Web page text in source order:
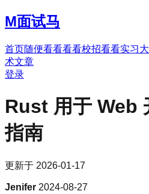
M面试马
首页随便看看看看校招看看实习
术文章
登录
Rust 用于 Web
指南
更新于 2026-01-17
Jenifer 2024-08-27